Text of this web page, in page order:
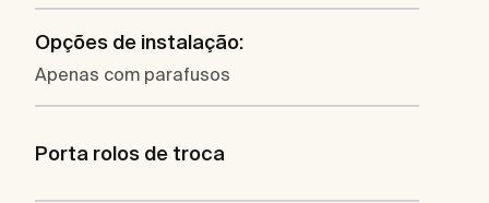
Opções de instalação:
Apenas com parafusos
Porta rolos de troca